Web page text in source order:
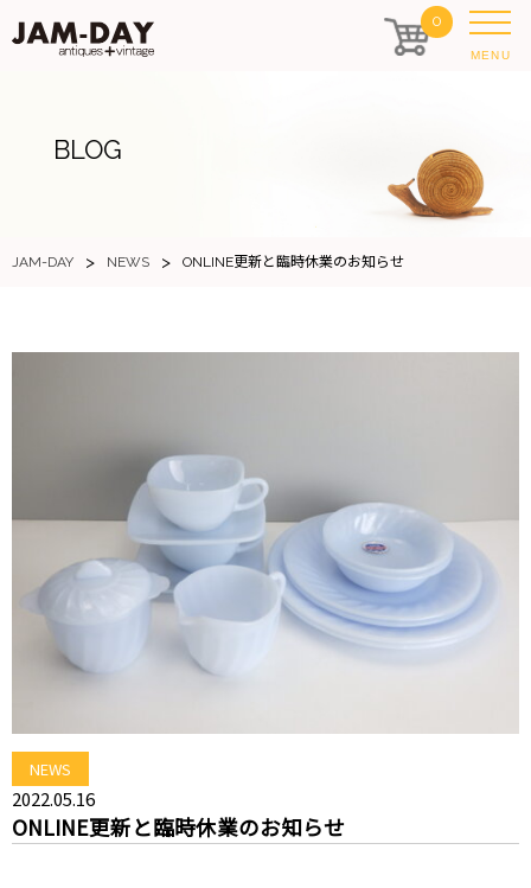
0
MENU
BLOG
JAM-DAY > NEWS > ONLINE更新と臨時休業のお知らせ
NEWS
2022.05.16
ONLINE更新と臨時休業のお知らせ